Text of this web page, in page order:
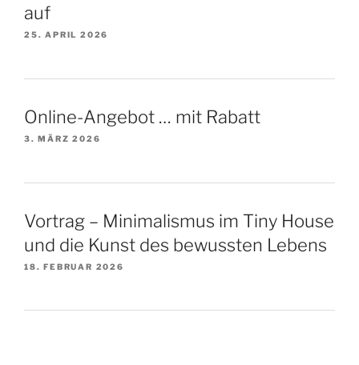
auf
25. APRIL 2026
Online-Angebot … mit Rabatt
3. MÄRZ 2026
Vortrag – Minimalismus im Tiny House
und die Kunst des bewussten Lebens
18. FEBRUAR 2026